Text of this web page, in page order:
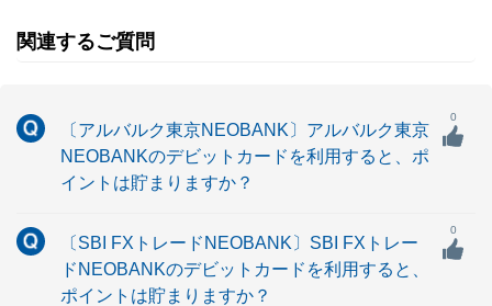
関連するご質問
〔アルバルク東京NEOBANK〕アルバルク東京
NEOBANKのデビットカードを利用すると、ポ
イントは貯まりますか？
0
〔SBI FXトレードNEOBANK〕SBI FXトレー
ドNEOBANKのデビットカードを利用すると、
ポイントは貯まりますか？
0